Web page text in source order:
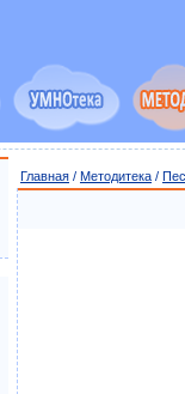
Главная / Методитека /